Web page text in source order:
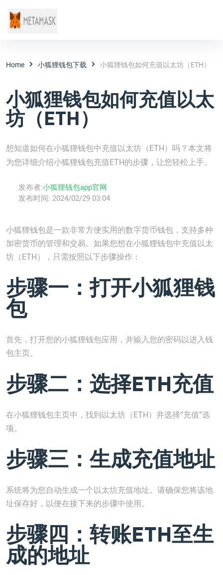
Home 小狐狸钱包下载 小狐狸钱包如何充值以太坊（ETH）
小狐狸钱包如何充值以太
坊（ETH）
想知道如何在小狐狸钱包中充值以太坊（ETH）吗？本文将
为您详细介绍小狐狸钱包充值ETH的步骤，让您轻松上手。
发布者:小狐狸钱包app官网
发布时间: 2024/02/29 03:04
小狐狸钱包是一款非常方便实用的数字货币钱包，支持多种
加密货币的管理和交易。如果您想在小狐狸钱包中充值以太
坊（ETH），只需按照以下步骤操作：
步骤一：打开小狐狸钱
包
首先，打开您的小狐狸钱包应用，并输入您的密码以进入钱
包主页。
步骤二：选择ETH充值
在小狐狸钱包主页中，找到以太坊（ETH）并选择“充值”选
项。
步骤三：生成充值地址
系统将为您自动生成一个以太坊充值地址。请确保您将该地
址保存好，以便在接下来的步骤中使用。
步骤四：转账ETH至生
成的地址